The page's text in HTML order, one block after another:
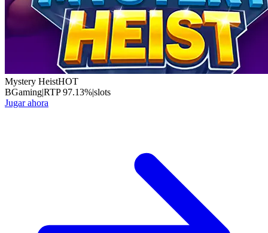
Mystery HeistHOT
BGaming|RTP97.13%|slots
Jugar ahora